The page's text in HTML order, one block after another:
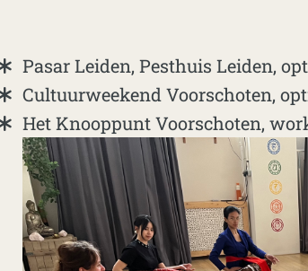
Pasar Leiden, Pesthuis Leiden,
Cultuurweekend Voorschoten,
Het Knooppunt Voorschoten,